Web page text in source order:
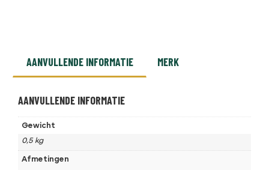
AANVULLENDE INFORMATIE MERK
AANVULLENDE INFORMATIE
Gewicht
0,5 kg
Afmetingen